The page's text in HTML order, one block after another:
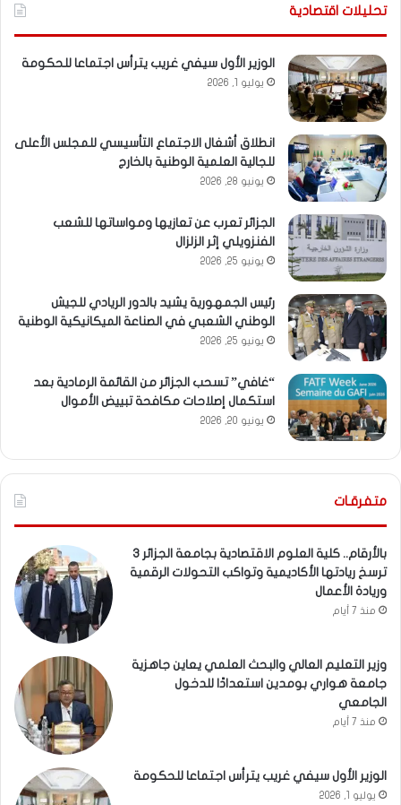
تحليلات اقتصادية
الوزير الأول سيفي غريب يترأس اجتماعا للحكومة
يوليو 1, 2026
انطلاق أشغال الاجتماع التأسيسي للمجلس الأعلى
للجالية العلمية الوطنية بالخارج
يونيو 28, 2026
الجزائر تعرب عن تعازيها ومواساتها للشعب
الفنزويلي إثر الزلزال
يونيو 25, 2026
رئيس الجمهورية يشيد بالدور الريادي للجيش
الوطني الشعبي في الصناعة الميكانيكية الوطنية
يونيو 25, 2026
“غافي” تسحب الجزائر من القائمة الرمادية بعد
استكمال إصلاحات مكافحة تبييض الأموال
يونيو 20, 2026
متفرقـات
بالأرقام.. كلية العلوم الاقتصادية بجامعة الجزائر 3
ترسخ ريادتها الأكاديمية وتواكب التحولات الرقمية
وريادة الأعمال
منذ 7 أيام
وزير التعليم العالي والبحث العلمي يعاين جاهزية
جامعة هواري بومدين استعدادًا للدخول
الجامعي
منذ 7 أيام
الوزير الأول سيفي غريب يترأس اجتماعا للحكومة
يوليو 1, 2026